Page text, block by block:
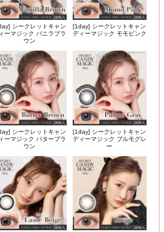
シークレットキャン
ーマジック バニラブラ
ウン
[1day] シークレットキャン
ディーマジック モモピンク
シークレットキャン
ーマジック バターブラ
ウン
[1day] シークレットキャン
ディーマジック プルモグレ
ー